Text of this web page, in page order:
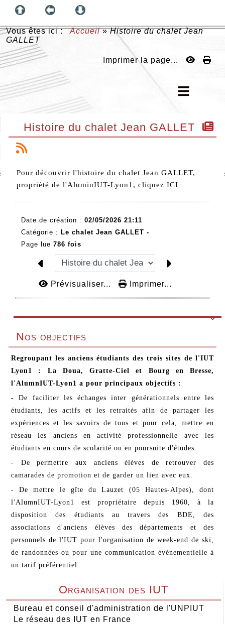
Vous êtes ici :Accueil»Histoire du chalet Jean
GALLET
Imprimer la page...
Organisation des IUT
Bureau et conseil d'administration de l'UNPIUT
Le réseau des IUT en France
Histoire du chalet Jean GALLET
Pour découvrir l'histoire du chalet Jean GALLET,
propriété de l'AluminIUT-Lyon1, cliquez ICI
Date de création : 02/05/2026 21:11
Catégorie : Le chalet Jean GALLET -
Page lue 786 fois
Prévisualiser... Imprimer...

Nos objectifs
Regroupant les anciens étudiants des trois sites de l'IUT
Lyon1 : La Doua, Gratte-Ciel et Bourg en Bresse,
l'AlumnIUT-Lyon1 a pour principaux objectifs :
- De faciliter les échanges inter générationnels entre les
étudiants, les actifs et les retraités afin de partager les
expériences et les savoirs de tous et pour cela, mettre en
réseau les anciens en activité professionnelle avec les
étudiants en cours de scolarité ou en poursuite d'études
- De permettre aux anciens élèves de retrouver des
camarades de promotion et de garder un lien avec eux.
- De mettre le gîte du Lauzet (05 Hautes-Alpes), dont
l'AlumnIUT-Lyon1 est propriétaire depuis 1960, à la
disposition des étudiants au travers des BDE, des
associations d'anciens élèves des départements et des
personnels de l'IUT pour l'organisation de week-end de ski,
de randonnées ou pour une communication évènementielle à
un tarif préférentiel.